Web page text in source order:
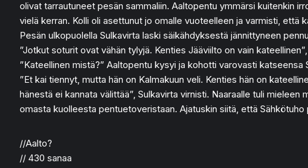
olivat tarrautuneet pesän sammaliin. Aaltopentu ymmärsi kuitenkin
vielä kerran. Kolli oli asettunut jo omalle vuoteelleen ja varmisti, että
Pesän ulkopuolella Sulkavirta laski säikähdyksestä jännittyneen
”Jotkut soturit ovat vähän tylyjä. Kenties Jääviilto on vain
”Kateellinen mistä?” Aaltopentu kysyi ja kohotti varovasti
”Et kai tiennyt, mutta hän on Kalmakuun veli. Kenties hän on
hänestä ei kannata välittää”, Sulkavirta virnisti. Naaraalle tuli
omasta kuolleesta pentuetoveristaan. Ajatuskin siitä, että Sähkötuho
//Aalto?
// 430 sanaa